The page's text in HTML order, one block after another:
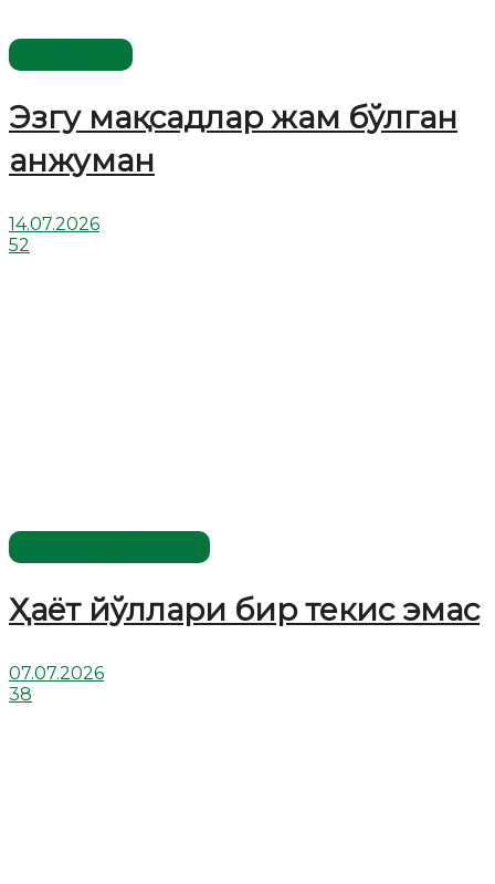
Эзгу мақсадлар жам бўлган
анжуман
14.07.2026
52
Ҳаёт йўллари бир текис эмас
07.07.2026
38